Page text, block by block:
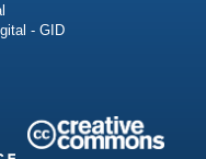
- GID